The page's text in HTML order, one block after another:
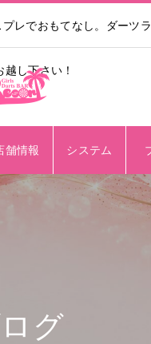
でおもてなし。ダー
越し下さい！
舗情報 システム
グ